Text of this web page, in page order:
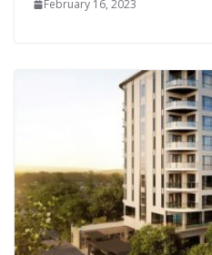
February 16, 2023